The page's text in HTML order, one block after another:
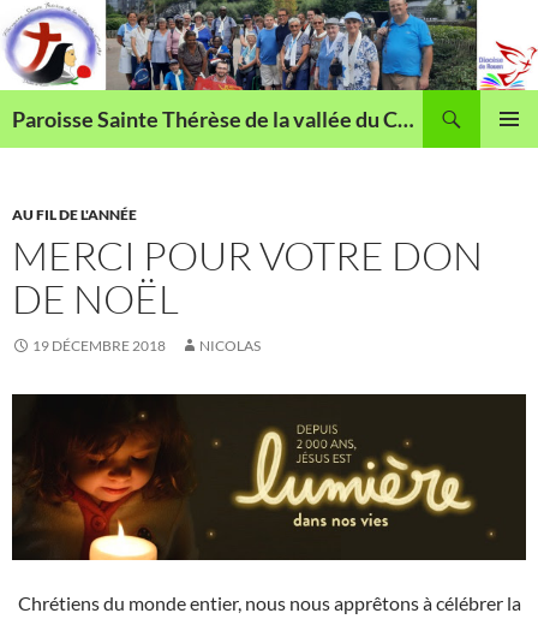
Aller
au
contenu
Paroisse Sainte Thérèse de la vallée du Cailly
AU FIL DE L'ANNÉE
MERCI POUR VOTRE DON
DE NOËL
19 DÉCEMBRE 2018 NICOLAS
Chrétiens du monde entier, nous nous apprêtons à célébrer la